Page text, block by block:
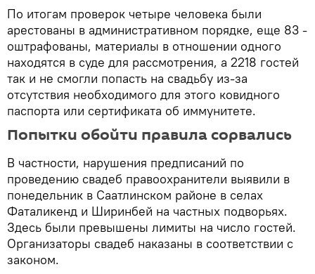
По итогам проверок четыре человека были
арестованы в административном порядке, еще 83 -
оштрафованы, материалы в отношении одного
находятся в суде для рассмотрения, а 2218 гостей
так и не смогли попасть на свадьбу из-за
отсутствия необходимого для этого ковидного
паспорта или сертификата об иммунитете.
Попытки обойти правила сорвались
В частности, нарушения предписаний по
проведению свадеб правоохранители выявили в
понедельник в Саатлинском районе в селах
Фаталикенд и Ширинбей на частных подворьях.
Здесь были превышены лимиты на число гостей.
Организаторы свадеб наказаны в соответствии с
законом.